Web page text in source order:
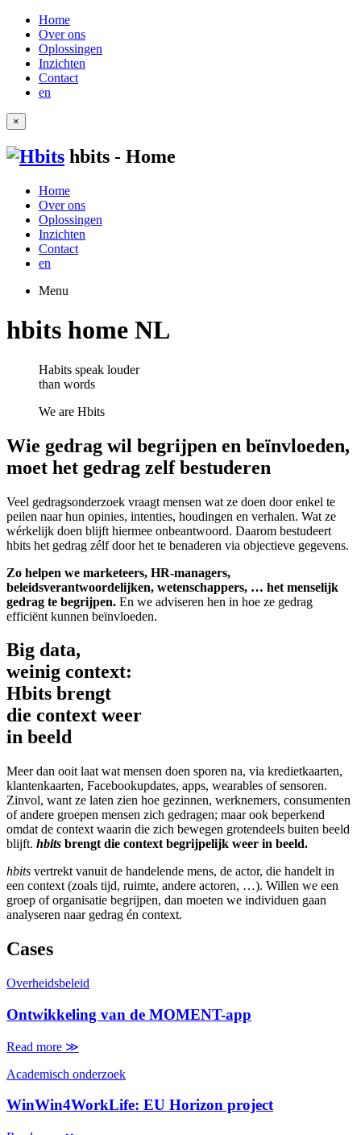
Home
Over ons
Oplossingen
Inzichten
Contact
en
×
hbits - Home
Home
Over ons
Oplossingen
Inzichten
Contact
en
Menu
hbits home NL
Habits speak louder
than words
We are Hbits
Wie gedrag wil begrijpen en beïnvloeden,
moet het gedrag zelf bestuderen
Veel gedragsonderzoek vraagt mensen wat ze doen door enkel te
peilen naar hun opinies, intenties, houdingen en verhalen. Wat ze
wérkelijk doen blijft hiermee onbeantwoord. Daarom bestudeert
hbits het gedrag zélf door het te benaderen via objectieve gegevens.
Zo helpen we marketeers, HR-managers,
beleidsverantwoordelijken, wetenschappers, … het menselijk
gedrag te begrijpen. En we adviseren hen in hoe ze gedrag
efficiënt kunnen beïnvloeden.
Big data,
weinig context:
Hbits brengt
die context weer
in beeld
Meer dan ooit laat wat mensen doen sporen na, via kredietkaarten,
klantenkaarten, Facebookupdates, apps, wearables of sensoren.
Zinvol, want ze laten zien hoe gezinnen, werknemers, consumenten
of andere groepen mensen zich gedragen; maar ook beperkend
omdat de context waarin die zich bewegen grotendeels buiten beeld
blijft. hbits brengt die context begrijpelijk weer in beeld.
hbits vertrekt vanuit de handelende mens, de actor, die handelt in
een context (zoals tijd, ruimte, andere actoren, …). Willen we een
groep of organisatie begrijpen, dan moeten we individuen gaan
analyseren naar gedrag én context.
Cases
Overheidsbeleid
Ontwikkeling van de MOMENT-app
Read more ≫
Academisch onderzoek
WinWin4WorkLife: EU Horizon project